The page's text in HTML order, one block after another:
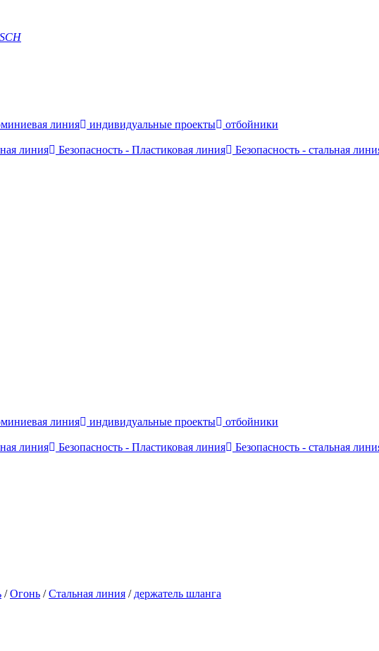
линия индивидуальные проекты
отбойники
линия Безопасность - Пластиковая линия
Безопасность - стальная
линия индивидуальные проекты
отбойники
линия Безопасность - Пластиковая линия
Безопасность - стальная
/Огонь /Стальная линия / держатель шланга